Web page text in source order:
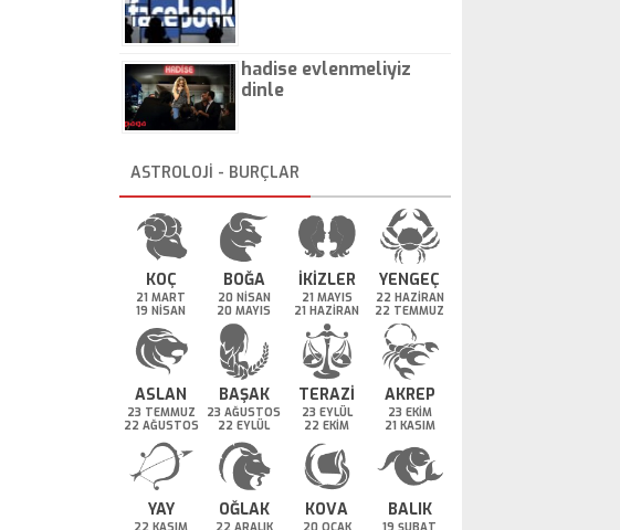
hadise evlenmeliyiz
dinle
ASTROLOJİ - BURÇLAR
KOÇ
21 MART
19 NİSAN
BOĞA
20 NİSAN
20 MAYIS
İKİZLER
21 MAYIS
21 HAZİRAN
YENGEÇ
22 HAZİRAN
22 TEMMUZ
ASLAN
23 TEMMUZ
22 AĞUSTOS
BAŞAK
23 AĞUSTOS
22 EYLÜL
TERAZİ
23 EYLÜL
22 EKİM
AKREP
23 EKİM
21 KASIM
YAY OĞLAK KOVA BALIK